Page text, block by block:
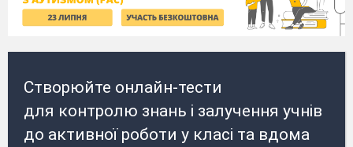
Створюйте онлайн-тести
для контролю знань і залучення учнів
до активної роботи у класі та вдома